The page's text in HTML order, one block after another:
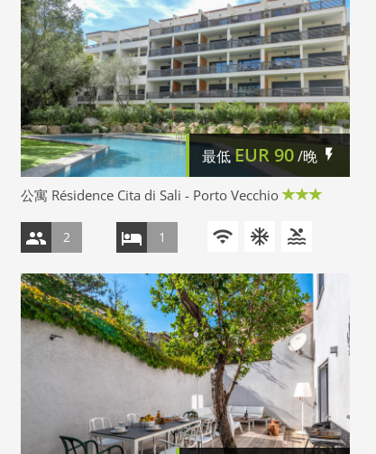
最低EUR 90/晚
公寓 Résidence Cita di Sali - Porto Vecchio
2 1